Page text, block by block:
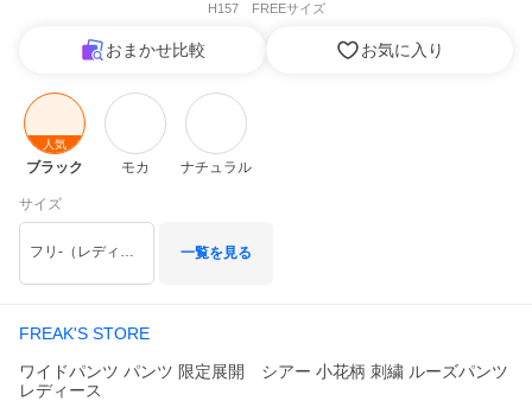
H157 FREEサイズ
おまかせ比較 お気に入り
人気
ブラック モカ ナチュラル
サイズ
フリ-（レディース：Mサイズ相当） 一覧を見る
FREAK'S STORE
ワイドパンツ パンツ 限定展開 シアー 小花柄 刺繍 ルーズパンツ
レディース